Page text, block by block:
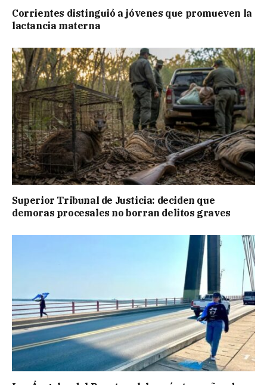
Corrientes distinguió a jóvenes que promueven la
lactancia materna
Superior Tribunal de Justicia: deciden que
demoras procesales no borran delitos graves